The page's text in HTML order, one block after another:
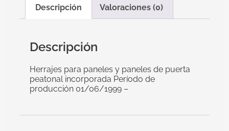
Descripción Valoraciones (0)
Descripción
Herrajes para paneles y paneles de puerta
peatonal incorporada Período de
producción 01/06/1999 –